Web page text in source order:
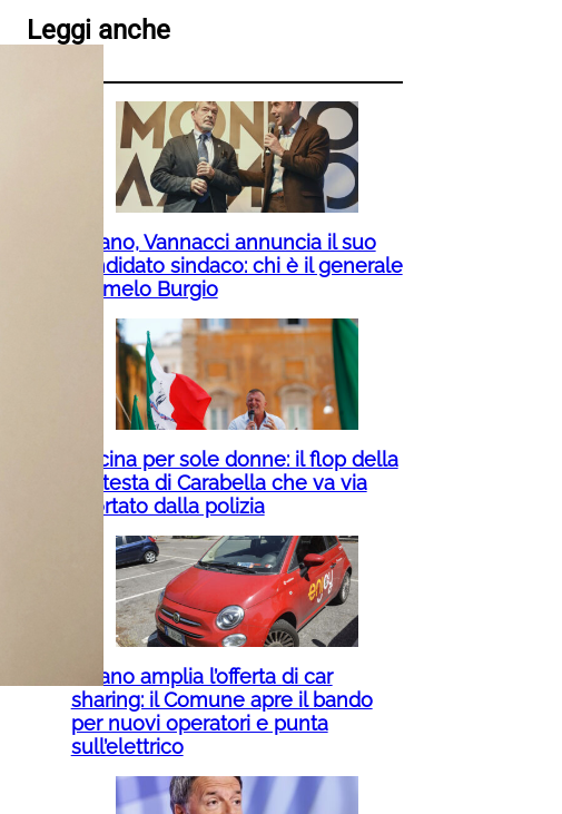
Leggi anche
Milano, Vannacci annuncia il suo
candidato sindaco: chi è il generale
Carmelo Burgio
Piscina per sole donne: il flop della
protesta di Carabella che va via
scortato dalla polizia
Milano amplia l’offerta di car
sharing: il Comune apre il bando
per nuovi operatori e punta
sull’elettrico